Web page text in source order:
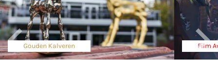
Gouden Kalveren Film